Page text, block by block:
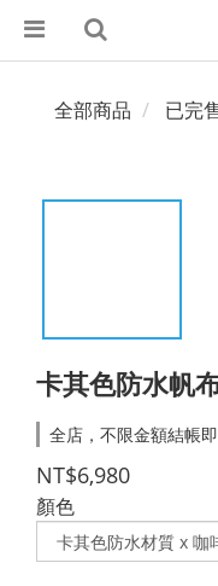
全部商品 已完
卡其色防水帆
全店，不限金額結帳
NT$6,980
顏色